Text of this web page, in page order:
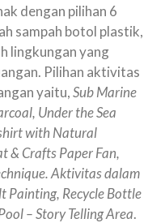
dengan pilihan 6
sampah botol plastik,
lingkungan yang
Pilihan aktivitas
yaitu,Sub Marine
Under the Sea
with Natural
& Crafts Paper Fan,
Aktivitas dalam
Painting, Recycle Bottle
– Story Telling Area.